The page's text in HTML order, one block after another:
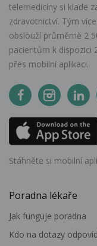
telemedicíny si klade
zdravotnictví. Tým
obslouží průměrně 2
pacientům k dispozici
přes mobilní aplikaci.
Stáhněte si mobilní
Poradna lékaře
Jak funguje poradna
Kdo na dotazy